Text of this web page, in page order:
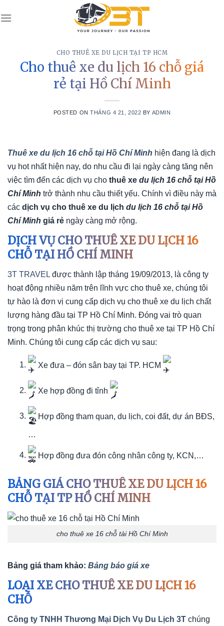
to
CHO THUÊ XE DU LỊCH TẠI TP HCM
Cho thuê xe du lịch 16 chỗ giá
rẻ tại Hồ Chí Minh
POSTED ONTHÁNG 4 21, 2022 BY ADMIN
Thuê xe du lịch 16 chỗ tại Hồ Chí Minh hiện đang là dịch
vụ hot nhất hiện nay, do nhu cầu đi lại ngày càng tăng nên
việc tìm đến các dịch vụ cho thuê xe du lịch 16 chỗ tại Hồ
Chí Minh trở thành nhu cầu thiết yếu. Chính vì điều này mà
các dịch vụ cho thuê xe du lịch du lịch 16 chỗ tại Hồ
Chí Minh giá rẻ ngày càng mở rộng.
DỊCH VỤ CHO THUÊ XE DU LỊCH 16
CHỖ TẠI HỒ CHÍ MINH
3T TRAVEL được thành lập tháng 19/09/2013, là công ty
hoạt động nhiều năm trên lĩnh vực cho thuê xe, chúng tôi
tự hào là đơn vị cung cấp dịch vụ cho thuê xe du lịch chất
lượng hàng đầu tại TP Hồ Chí Minh. Đóng vai trò quan
trọng trong phân khúc thị trường cho thuê xe tại TP Hồ Chí
Minh. Chúng tôi cung cấp các dịch vụ sau:
Xe đưa – đón sân bay tại TP. HCM
Xe hợp đồng đi tỉnh
Hợp đồng tham quan, du lịch, coi đất, dự án BĐS,
…
Hợp đồng đưa đón công nhân công ty, KCN,…
BẢNG GIÁ CHO THUÊ XE DU LỊCH 16
CHỖ TẠI TP HỒ CHÍ MINH
cho thuê xe 16 chỗ tài Hồ Chí Minh
Bảng giá tham khảo: Bảng báo giá xe
LOẠI XE CHO THUÊ XE DU LỊCH 16
CHỖ
Công ty TNHH Thương Mại Dịch Vụ Du Lịch 3T chúng